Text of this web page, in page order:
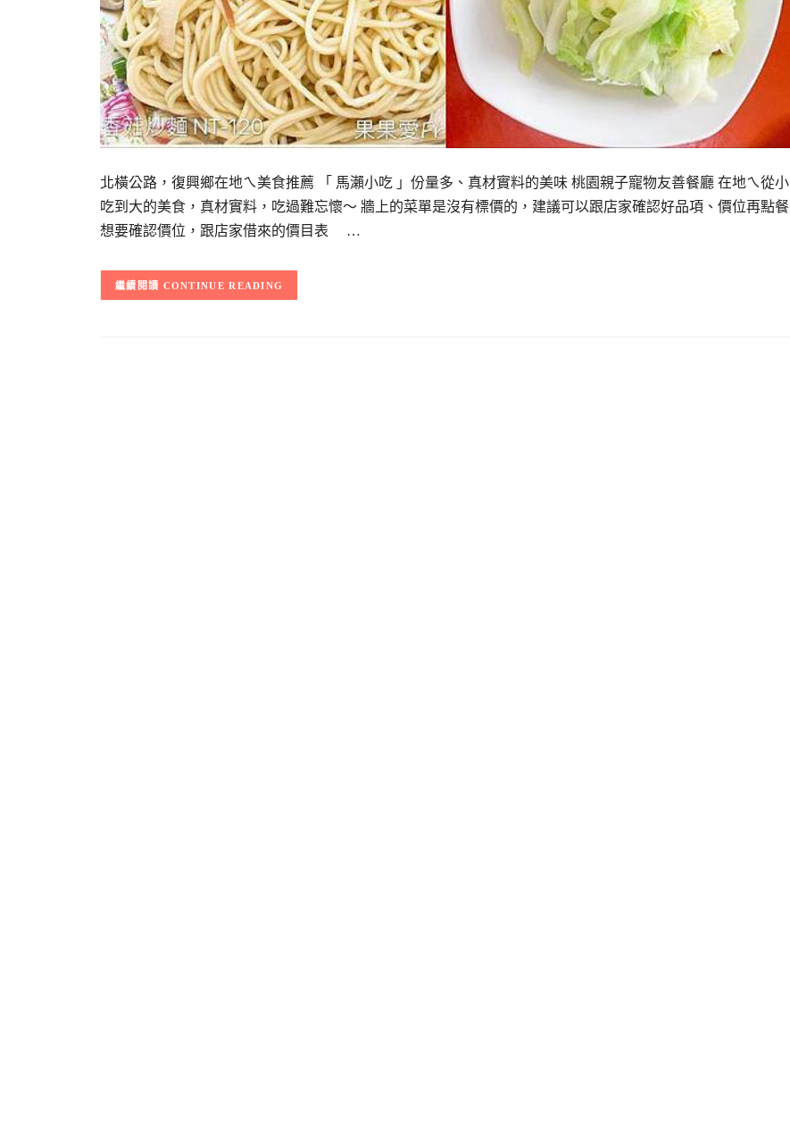
北橫公路，復興鄉在地ㄟ美食推薦 「 馬瀨小吃 」份量多、真材實料的美味 桃園親子寵物友善餐廳 在地ㄟ從小
吃到大的美食，真材實料，吃過難忘懷～ 牆上的菜單是沒有標價的，建議可以跟店家確認好品項、價位再點餐
想要確認價位，跟店家借來的價目表 …
CONTINUE READING